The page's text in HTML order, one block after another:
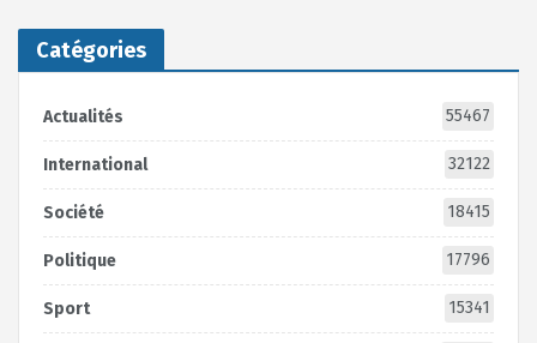
Catégories
Actualités 55467
International 32122
Société 18415
Politique 17796
Sport 15341